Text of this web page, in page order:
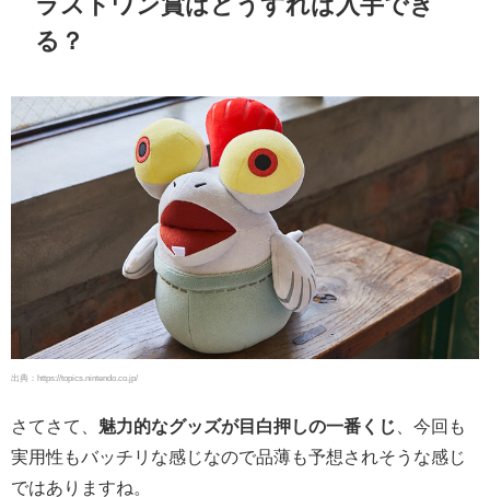
る？
出典：https://topics.nintendo.co.jp/
さてさて、 魅力的なグッズが目白押しの一番くじ
、今回も
実用性もバッチリな感じなので品薄も予想されそうな感じ
ではありますね。